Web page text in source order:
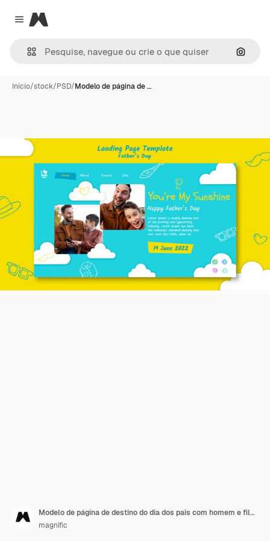
Close menu
Magnific
Início/stock/PSD/Modelo de página de …
Modelo de página de destino do dia dos pais com homem e filho
magnific